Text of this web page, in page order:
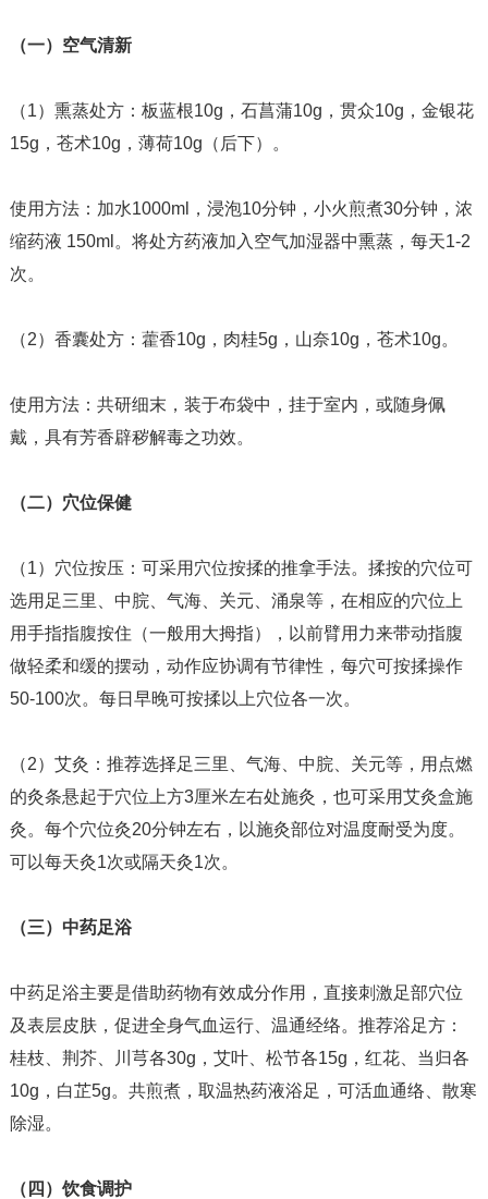
（一）空气清新
（1）熏蒸处方：板蓝根10g，石菖蒲10g，贯众10g，金银花
15g，苍术10g，薄荷10g（后下）。
使用方法：加水1000ml，浸泡10分钟，小火煎煮30分钟，浓
缩药液 150ml。将处方药液加入空气加湿器中熏蒸，每天1-2
次。
（2）香囊处方：藿香10g，肉桂5g，山奈10g，苍术10g。
使用方法：共研细末，装于布袋中，挂于室内，或随身佩
戴，具有芳香辟秽解毒之功效。
（二）穴位保健
（1）穴位按压：可采用穴位按揉的推拿手法。揉按的穴位可
选用足三里、中脘、气海、关元、涌泉等，在相应的穴位上
用手指指腹按住（一般用大拇指），以前臂用力来带动指腹
做轻柔和缓的摆动，动作应协调有节律性，每穴可按揉操作
50-100次。每日早晚可按揉以上穴位各一次。
（2）艾灸：推荐选择足三里、气海、中脘、关元等，用点燃
的灸条悬起于穴位上方3厘米左右处施灸，也可采用艾灸盒施
灸。每个穴位灸20分钟左右，以施灸部位对温度耐受为度。
可以每天灸1次或隔天灸1次。
（三）中药足浴
中药足浴主要是借助药物有效成分作用，直接刺激足部穴位
及表层皮肤，促进全身气血运行、温通经络。推荐浴足方：
桂枝、荆芥、川芎各30g，艾叶、松节各15g，红花、当归各
10g，白芷5g。共煎煮，取温热药液浴足，可活血通络、散寒
除湿。
（四）饮食调护